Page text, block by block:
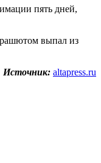
пять дней,
выпал из
Источник: altapress.ru